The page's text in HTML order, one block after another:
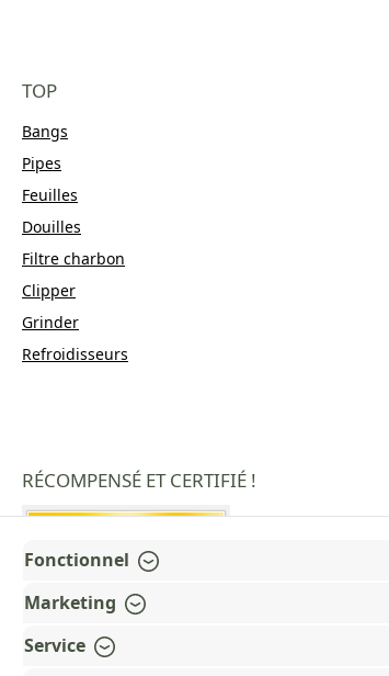
TOP
Bangs
Pipes
Feuilles
Douilles
Filtre charbon
Clipper
Grinder
Refroidisseurs
RÉCOMPENSÉ ET CERTIFIÉ !
Fonctionnel
Marketing
Service